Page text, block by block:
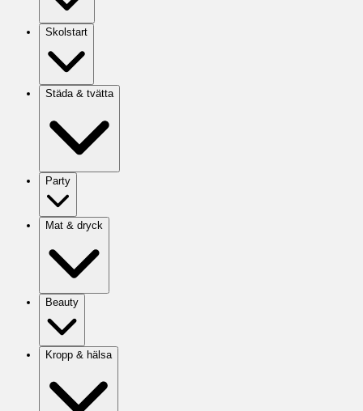
Skolstart
Städa & tvätta
Party
Mat & dryck
Beauty
Kropp & hälsa